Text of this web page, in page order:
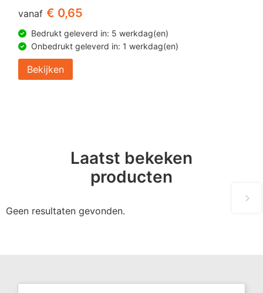
vanaf € 0,65
Bedrukt geleverd in: 5 werkdag(en)
Onbedrukt geleverd in: 1 werkdag(en)
Bekijken
Laatst bekeken
producten
Geen resultaten gevonden.